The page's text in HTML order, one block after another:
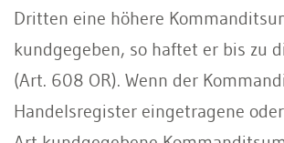
Dritten eine höhere
kundgegeben, so haftet er bis zu
(Art. 608 OR). Wenn der
Handelsregister eingetragene